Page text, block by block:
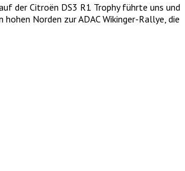
der Citroën DS3 R1 Trophy führte uns und
hohen Norden zur ADAC Wikinger-Rallye, die